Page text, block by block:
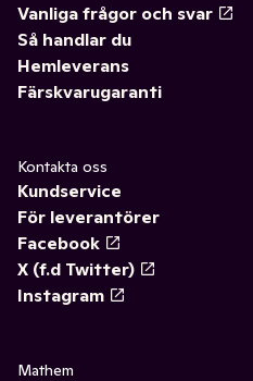
Vanliga frågor och svar
Så handlar du
Hemleverans
Färskvarugaranti
Kontakta oss
Kundservice
För leverantörer
Facebook
X (f.d Twitter)
Instagram
Mathem